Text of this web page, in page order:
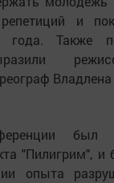
и
года. Также
Владлена
был
"Пилигрим",
опыта